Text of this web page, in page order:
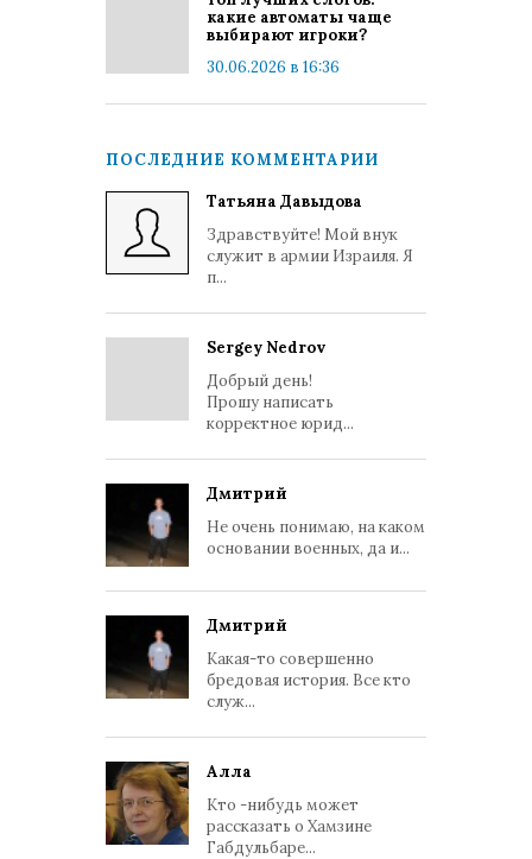
какие автоматы чаще
выбирают игроки?
30.06.2026 в 16:36
ПОСЛЕДНИЕ КОММЕНТАРИИ
Татьяна Давыдова
Здравствуйте! Мой внук
служит в армии Израиля. Я
п...
Sergey Nedrov
Добрый день!
Прошу написать
корректное юрид...
Дмитрий
Не очень понимаю, на каком
основании военных, да и...
Дмитрий
Какая-то совершенно
бредовая история. Все кто
служ...
Алла
Кто -нибудь может
рассказать о Хамзине
Габдульбаре...